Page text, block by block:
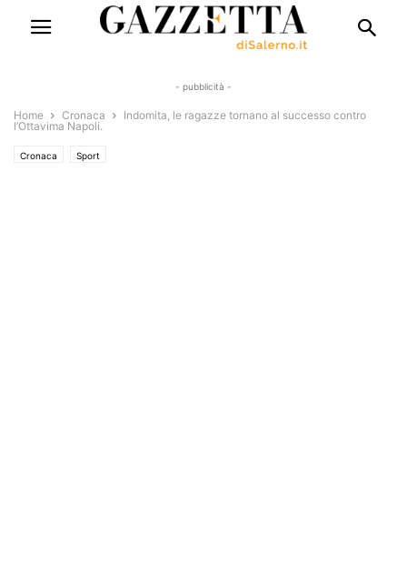
- pubblicità -
Home Cronaca
Indomita, le ragazze tornano al successo contro
l’Ottavima Napoli.
Cronaca Sport